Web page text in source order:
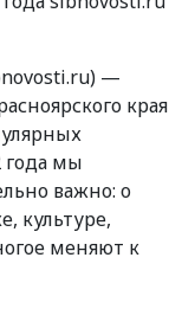
—
края
года мы
важно: о
культуре,
меняют к